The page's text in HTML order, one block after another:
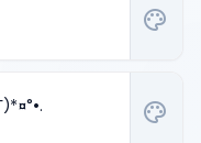
palette
palette